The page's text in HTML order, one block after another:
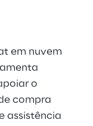
em nuvem
o
compra
assistência